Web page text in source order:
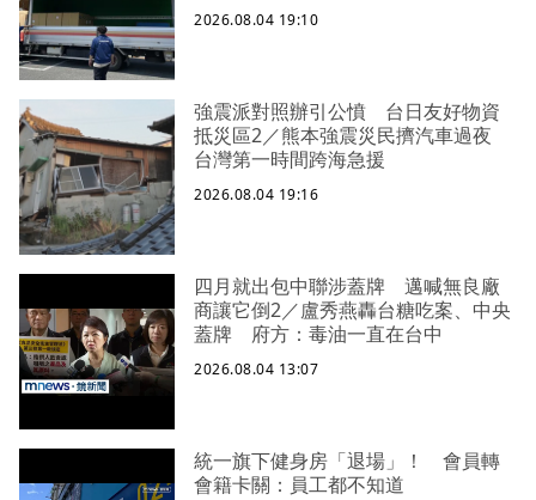
2026.08.04 19:10
強震派對照辦引公憤 台日友好物資
抵災區2／熊本強震災民擠汽車過夜
台灣第一時間跨海急援
2026.08.04 19:16
四月就出包中聯涉蓋牌 邁喊無良廠
商讓它倒2／盧秀燕轟台糖吃案、中央
蓋牌 府方：毒油一直在台中
2026.08.04 13:07
統一旗下健身房「退場」！ 會員轉
會籍卡關：員工都不知道